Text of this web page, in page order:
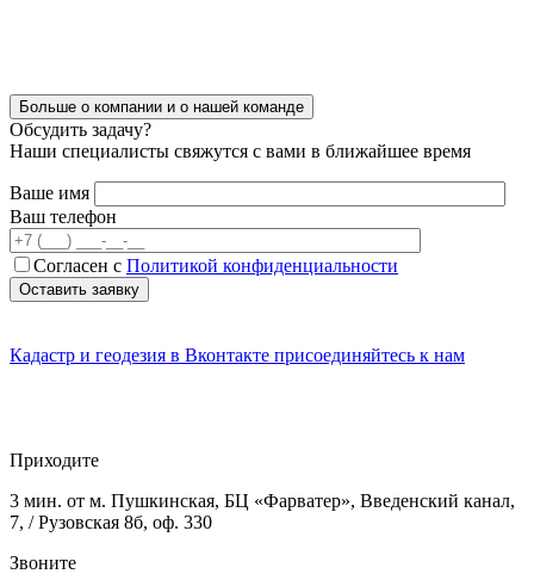
Больше о компании и о нашей команде
Обсудить задачу?
Наши специалисты свяжутся с вами в ближайшее время
Ваше имя
Ваш телефон
Согласен с Политикой конфиденциальности
Кадастр и геодезия в Вконтакте присоединяйтесь к нам
Приходите
3 мин. от м. Пушкинская, БЦ «Фарватер», Введенский канал,
7, / Рузовская 8б, оф. 330
Звоните